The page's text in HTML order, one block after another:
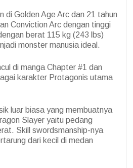
di Golden Age Arc dan 21 tahun
Conviction Arc dengan tinggi
berat 115 kg (243 lbs)
monster manusia ideal.
di manga Chapter #1 dan
karakter Protagonis utama
luar biasa yang membuatnya
Slayer yaitu pedang
Skill swordsmanship-nya
dari kecil di medan